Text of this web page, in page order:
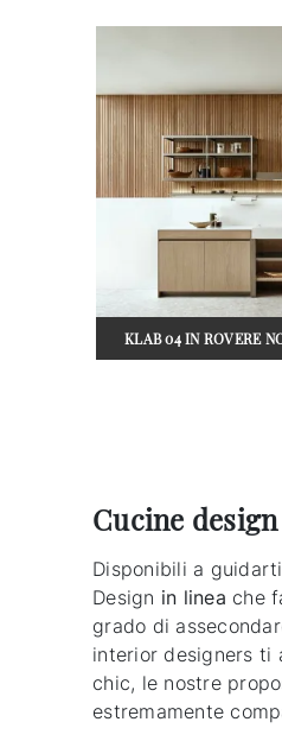
KLAB 04 IN ROVERE
Cucine
Disponibili a
Design in linea che
grado di
interior designers ti
chic, le nostre
estremamente